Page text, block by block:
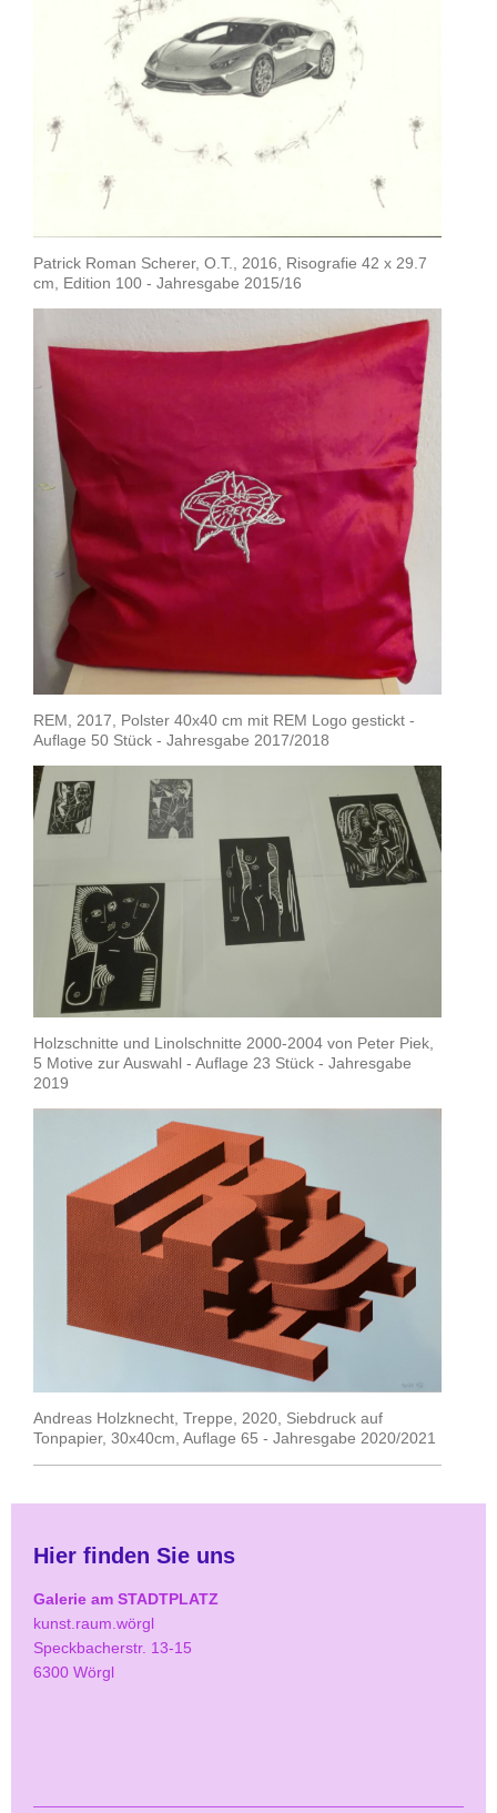
Patrick Roman Scherer, O.T., 2016, Risografie 42 x 29.7
cm, Edition 100 - Jahresgabe 2015/16
REM, 2017, Polster 40x40 cm mit REM Logo gestickt -
Auflage 50 Stück - Jahresgabe 2017/2018
Holzschnitte und Linolschnitte 2000-2004 von Peter Piek,
5 Motive zur Auswahl - Auflage 23 Stück - Jahresgabe
2019
Andreas Holzknecht, Treppe, 2020, Siebdruck auf
Tonpapier, 30x40cm, Auflage 65 - Jahresgabe 2020/2021
Hier finden Sie uns
Galerie am STADTPLATZ
kunst.raum.wörgl
Speckbacherstr. 13-15
6300 Wörgl